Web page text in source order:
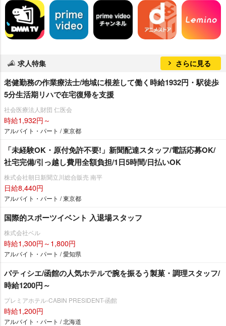
求人特集 さらに見る
老健勤務の作業療法士/地域に根差して働く時給1932円・駅徒歩
5分生活期リハで在宅復帰を支援
社会医療法人財団 仁医会
時給1,932円～
アルバイト・パート / 東京都
「未経験OK・原付免許不要!」新聞配達スタッフ/電話応募OK/
社宅完備/引っ越し費用全額負担/1日5時間/日払いOK
株式会社朝日新聞立川総合販売 南平
日給8,440円
アルバイト・パート / 東京都
国際的スポーツイベント 入退場スタッフ
株式会社ベル
時給1,300円～1,800円
アルバイト・パート / 愛知県
パティシエ/函館の人気ホテルで腕を振るう製菓・調理スタッフ/
時給1200円～
プレミアホテル-CABIN PRESIDENT-函館
時給1,200円
アルバイト・パート / 北海道